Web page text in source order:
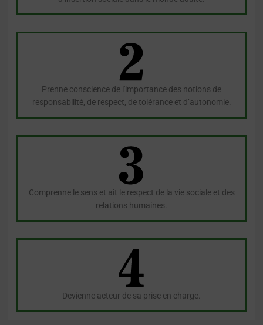
Prenne conscience de l'importance des notions de
responsabilité, de respect, de tolérance et d’autonomie.
Comprenne le sens et ait le respect de la vie sociale et des
relations humaines.
Devienne acteur de sa prise en charge.